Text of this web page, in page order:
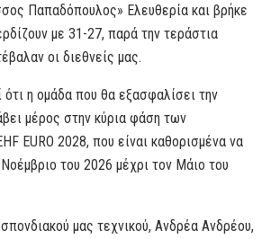
Παπαδόπουλος» Ελευθερία και βρήκε
με 31-27, παρά την τεράστια
οι διεθνείς μας.
ότι η ομάδα που θα εξασφαλίσει την
μέρος στην κύρια φάση των
EURO 2028, που είναι καθορισμένα να
του 2026 μέχρι τον Μάιο του
μας τεχνικού, Ανδρέα Ανδρέου,